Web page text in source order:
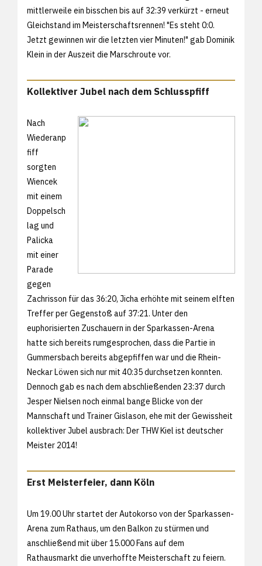
mittlerweile ein bisschen bis auf 32:39 verkürzt - erneut
Gleichstand im Meisterschaftsrennen! "Es steht 0:0.
Jetzt gewinnen wir die letzten vier Minuten!" gab Dominik
Klein in der Auszeit die Marschroute vor.
Kollektiver Jubel nach dem Schlusspfiff
Nach
Wiederanp
fiff
sorgten
Wiencek
mit einem
Doppelsch
lag und
Palicka
mit einer
Parade
gegen
Zachrisson für das 36:20, Jicha erhöhte mit seinem elften
Treffer per Gegenstoß auf 37:21. Unter den
euphorisierten Zuschauern in der Sparkassen-Arena
hatte sich bereits rumgesprochen, dass die Partie in
Gummersbach bereits abgepfiffen war und die Rhein-
Neckar Löwen sich nur mit 40:35 durchsetzen konnten.
Dennoch gab es nach dem abschließenden 23:37 durch
Jesper Nielsen noch einmal bange Blicke von der
Mannschaft und Trainer Gislason, ehe mit der Gewissheit
kollektiver Jubel ausbrach: Der THW Kiel ist deutscher
Meister 2014!
Erst Meisterfeier, dann Köln
Um 19.00 Uhr startet der Autokorso von der Sparkassen-
Arena zum Rathaus, um den Balkon zu stürmen und
anschließend mit über 15.000 Fans auf dem
Rathausmarkt die unverhoffte Meisterschaft zu feiern.